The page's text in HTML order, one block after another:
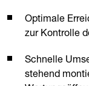
Optimale
zur Kontrolle
Schnelle
stehend